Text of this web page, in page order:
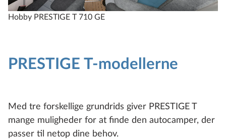
Hobby PRESTIGE T 710 GE
PRESTIGE T-modellerne
Med tre forskellige grundrids giver PRESTIGE T
mange muligheder for at finde den autocamper, der
passer til netop dine behov.